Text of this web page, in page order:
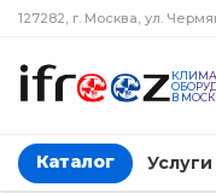
127282, г. Москва, ул.
В
Каталог Услуги